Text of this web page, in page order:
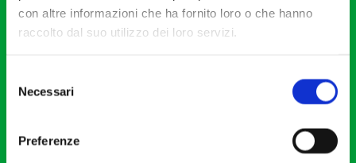
con altre informazioni che ha fornito loro o che hanno
raccolto dal suo utilizzo dei loro servizi.
delNecessari
Preferenze
20121 Milano